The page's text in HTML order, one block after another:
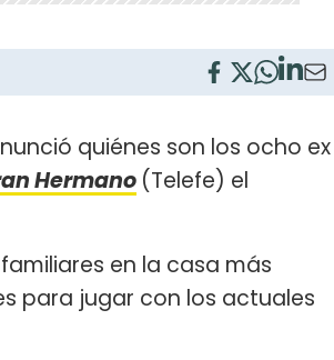
quiénes son los ocho ex
Hermano (Telefe) el
en la casa más
para jugar con los actuales